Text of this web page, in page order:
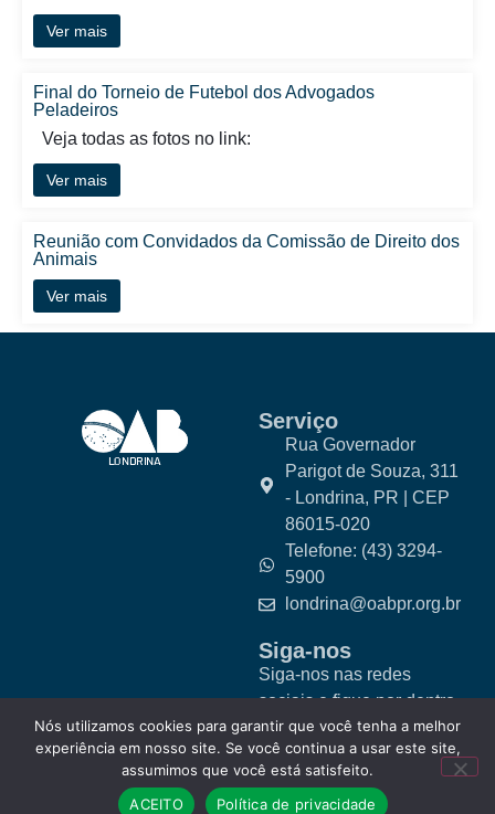
Ver mais
Final do Torneio de Futebol dos Advogados
Peladeiros
Veja todas as fotos no link:
Ver mais
Reunião com Convidados da Comissão de Direito dos
Animais
Ver mais
Serviço
Rua Governador
Parigot de Souza, 311
- Londrina, PR | CEP
86015-020
Telefone: (43) 3294-
5900
londrina@oabpr.org.br
Siga-nos
Siga-nos nas redes
sociais e fique por dentro
das novidades.
Nós utilizamos cookies para garantir que você tenha a melhor
experiência em nosso site. Se você continua a usar este site,
assumimos que você está satisfeito.
ACEITO
Política de privacidade